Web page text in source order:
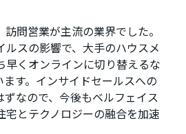
問営業が主流の業界でした。
ルスの影響で、大手のハウスメ
早くオンラインに切り替えるな
ます。インサイドセールスへの
ずなので、今後もベルフェイス
宅とテクノロジーの融合を加速